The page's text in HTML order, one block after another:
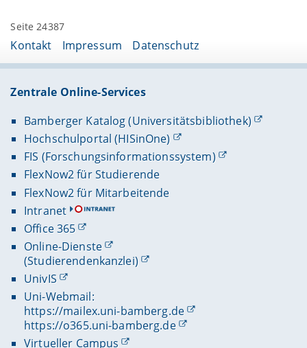
Seite 24387
Kontakt Impressum Datenschutz
Zentrale Online-Services
Bamberger Katalog (Universitätsbibliothek)
Hochschulportal (HISinOne)
FIS (Forschungsinformationssystem)
FlexNow2 für Studierende
FlexNow2 für Mitarbeitende
Intranet
Office 365
Online-Dienste
(Studierendenkanzlei)
UnivIS
Uni-Webmail:
https://mailex.uni-bamberg.de
https://o365.uni-bamberg.de
Virtueller Campus